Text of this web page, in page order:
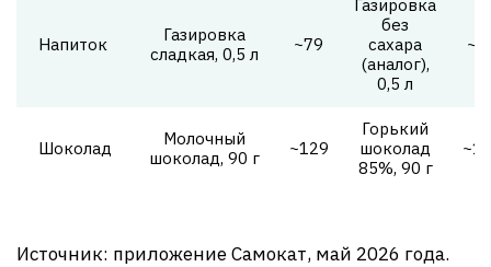
Напиток
Газировка
сладкая, 0,5 л
~79
Газировка
без
сахара
(аналог),
0,5 л
Шоколад
Молочный
шоколад, 90 г
~129
Горький
шоколад
85%, 90 г
Источник: приложение Самокат, май 2026 года.